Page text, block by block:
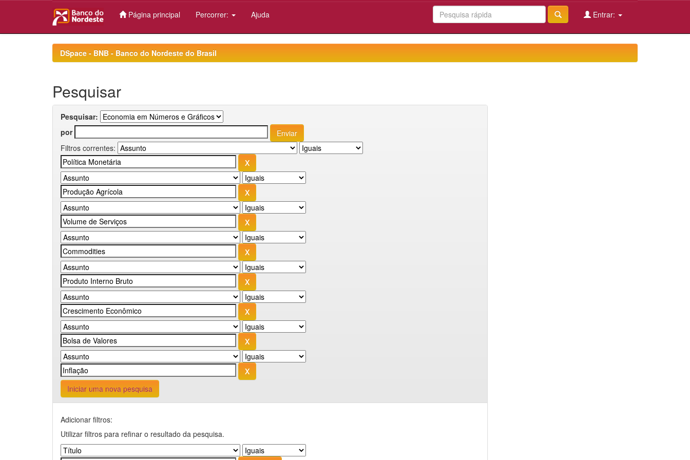
Página principal Percorrer: Ajuda Entrar:
DSpace - BNB - Banco do Nordeste do Brasil
Pesquisar
Pesquisar:
por
Filtros correntes:
Iniciar uma nova pesquisa
Adicionar filtros:
Utilizar filtros para refinar o resultado da pesquisa.